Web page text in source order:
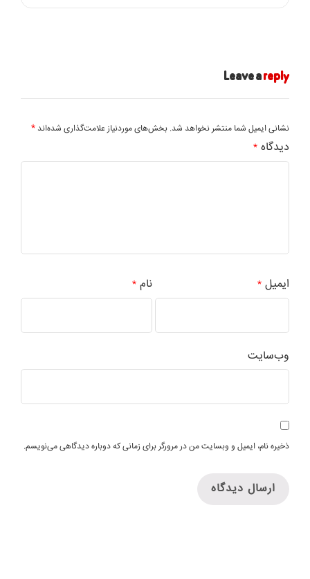
Leave areply
نشانی ایمیل شما منتشر نخواهد شد. بخش‌های موردنیاز علامت‌گذاری شده‌اند *
دیدگاه *
نام * ایمیل*
وب‌سایت
ذخیره نام، ایمیل و وبسایت من در مرورگر برای زمانی که دوباره دیدگاهی می‌نویسم.